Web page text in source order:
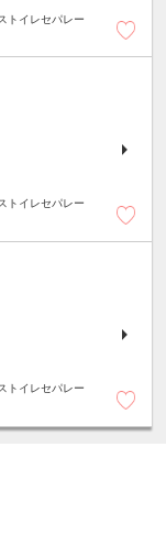
トイレセパレー
トイレセパレー
トイレセパレー